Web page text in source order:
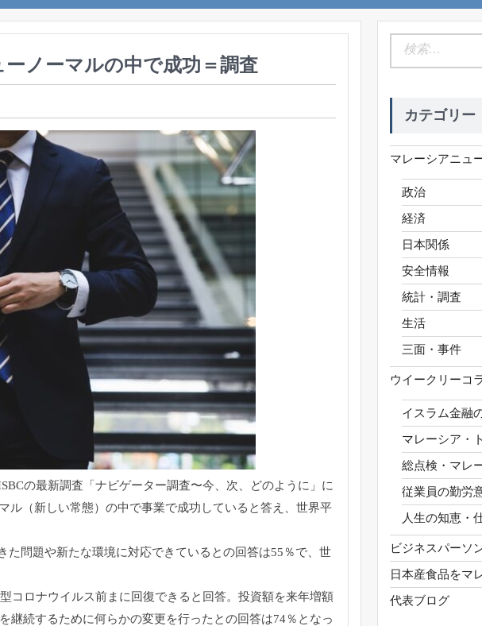
ノーマルの中で成功＝調査
の最新調査「ナビゲーター調査〜今、次、どのように」 に
ル（新しい常態）の中で事業で成功していると答え、世界平
た問題や新たな環境に対応できているとの回答は55％で、世
コロナウイルス前まに回復できると 回答。投資額を来年増額
継続するために何らかの変更を行ったとの回答は74％となっ
カテゴリー
マレーシアニュ
政治
経済
日本関係
安全情報
統計・調査
生活
三面・事件
ウイークリーコ
イスラム金融
マレーシア・
総点検・マレ
従業員の勤労
人生の知恵・
ビジネスパーソ
日本産食品をマ
代表ブログ